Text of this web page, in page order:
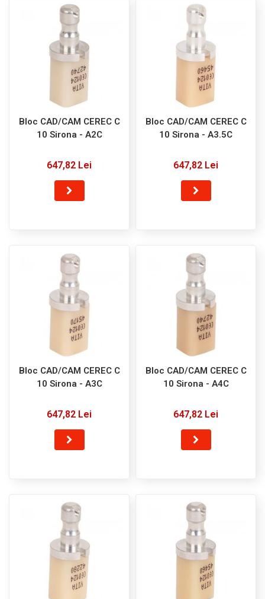
Bloc CAD/CAM CEREC C
10 Sirona - A2C
647,82 Lei
Bloc CAD/CAM CEREC C
10 Sirona - A3.5C
647,82 Lei
Bloc CAD/CAM CEREC C
10 Sirona - A3C
647,82 Lei
Bloc CAD/CAM CEREC C
10 Sirona - A4C
647,82 Lei